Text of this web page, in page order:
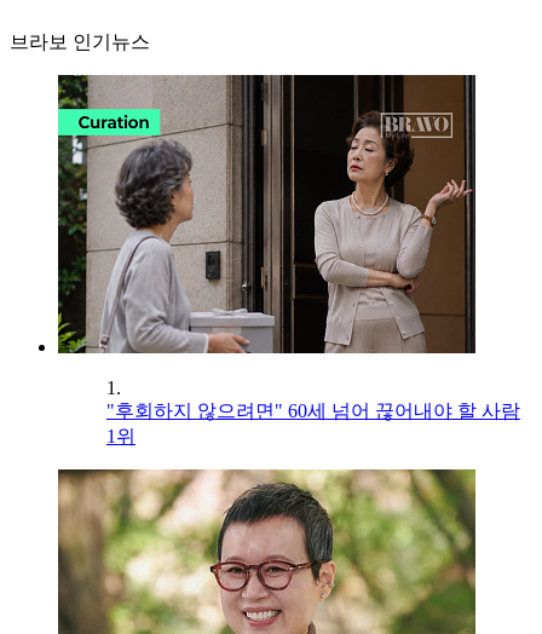
브라보 인기뉴스
1.
"후회하지 않으려면" 60세 넘어 끊어내야 할 사람
1위